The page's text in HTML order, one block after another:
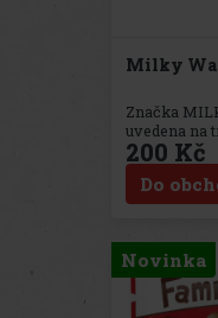
Milky
Značka
uvedena na
jednou z
MILKY WAY
lahodnou
desítky let.
Minis
abyste se o
200 Kč
Do
Novinka